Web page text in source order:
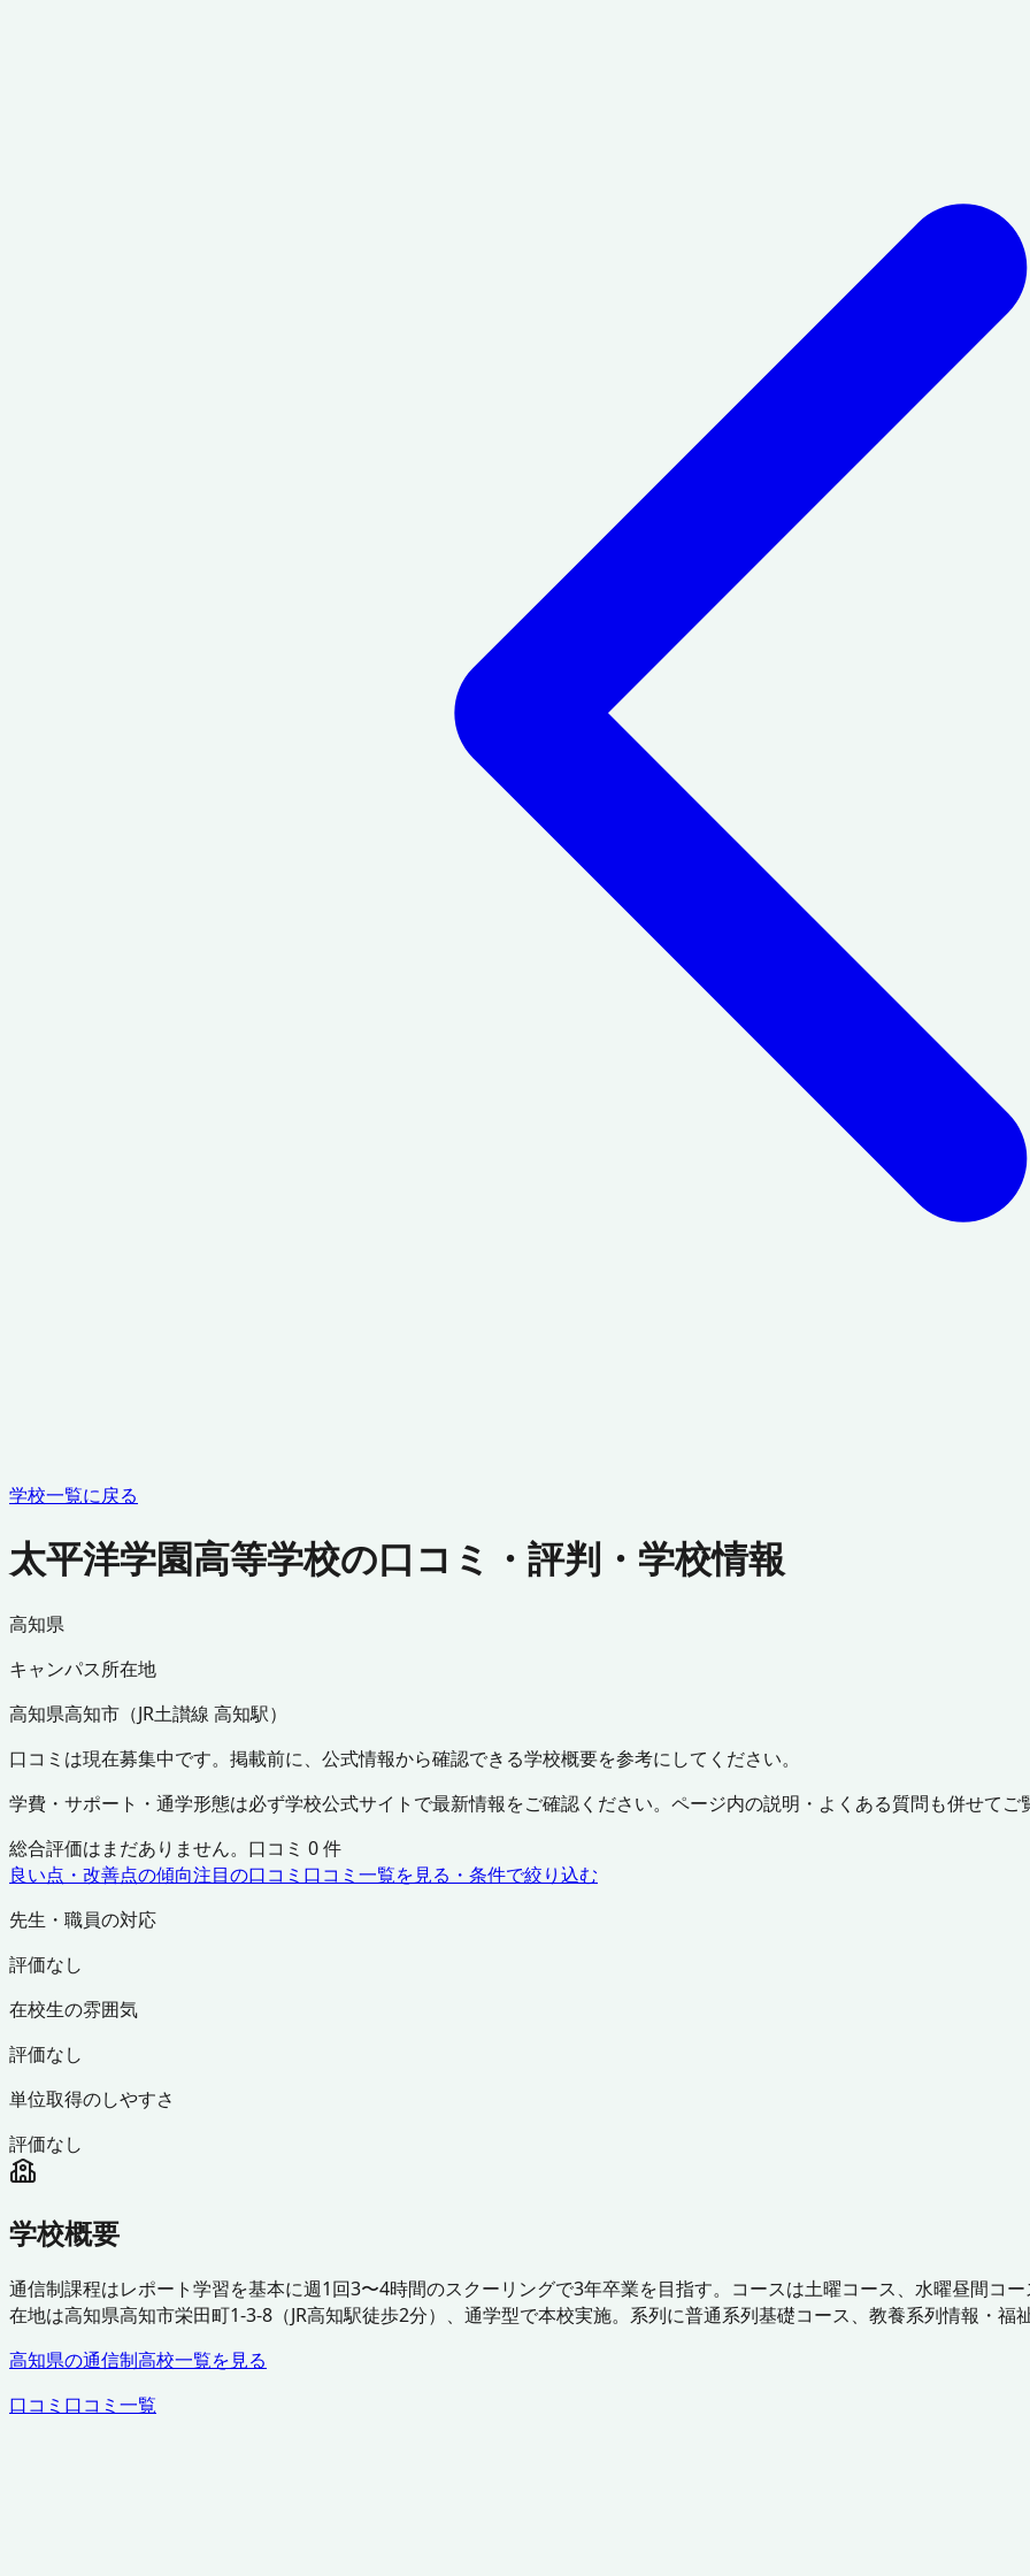
学校一覧に戻る
太平洋学園高等学校の口コミ・評判・学校情報
高知県
キャンパス所在地
高知県高知市 （JR土讃線 高知駅）
口コミは現在募集中です。掲載前に、公式情報から確認できる学校概要を参考にしてください。
学費・サポート・通学形態は必ず学校公式サイトで最新情報をご確認ください。ページ内の説明・よくある質問も併せてご
総合評価はまだありません。口コミ 0件
良い点・改善点の傾向注目の口コミ 口コミ一覧を見る・条件で絞り込む
先生・職員の対応
評価なし
在校生の雰囲気
評価なし
単位取得のしやすさ
評価なし
学校概要
通信制課程はレポート学習を基本に週1回3〜4時間のスクーリングで3年卒業を目指す。コースは土曜コース、水曜昼間コ
在地は高知県高知市栄田町1-3-8（JR高知駅徒歩2分）、通学型で本校実施。系列に普通系列基礎コース、教養系列情報・福
高知県の通信制高校一覧を見る
口コミ 口コミ一覧